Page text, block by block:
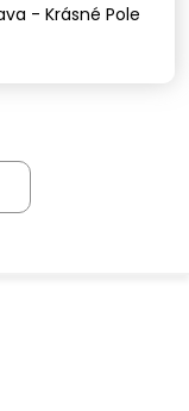
- Krásné Pole